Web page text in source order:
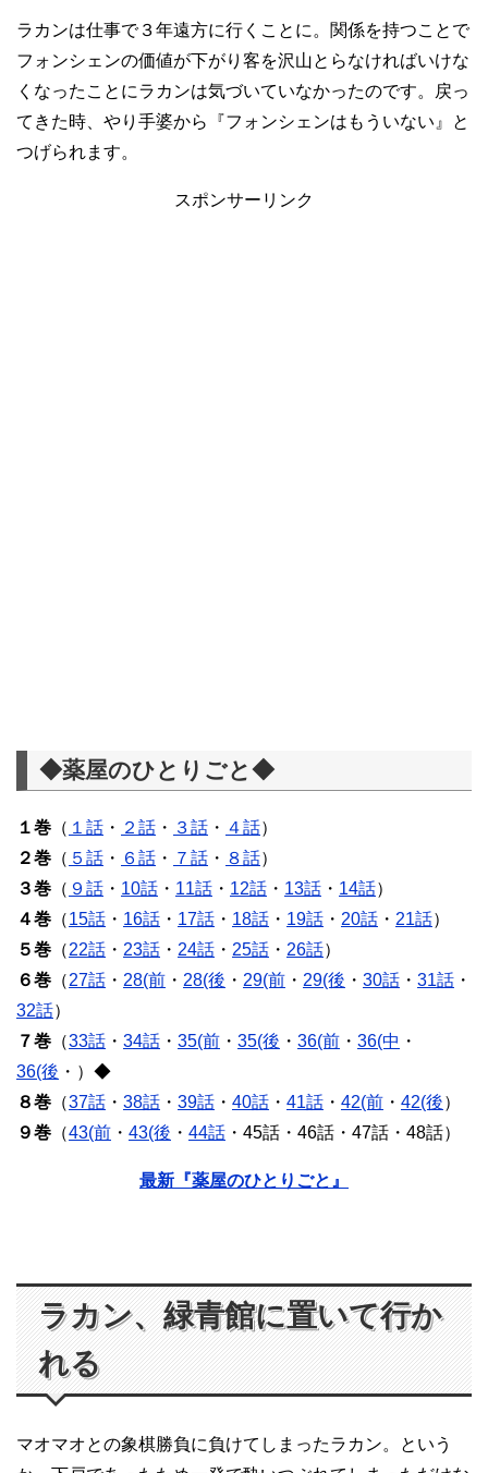
ラカンは仕事で３年遠方に行くことに。関係を持つことで
フォンシェンの価値が下がり客を沢山とらなければいけな
くなったことにラカンは気づいていなかったのです。戻っ
てきた時、やり手婆から『フォンシェンはもういない』と
つげられます。
スポンサーリンク
◆薬屋のひとりごと◆
１巻 （ １話 ・ ２話 ・ ３話 ・ ４話）
２巻 （ ５話 ・ ６話 ・ ７話 ・ ８話）
３巻 （ ９話 ・ 10話 ・ 11話 ・ 12話 ・ 13話 ・ 14話）
４巻 （15話 ・ 16話 ・ 17話 ・ 18話 ・ 19話 ・ 20話 ・ 21話）
５巻 （22話 ・ 23話 ・ 24話 ・ 25話 ・ 26話）
６巻 （27話 ・ 28(前 ・ 28(後 ・ 29(前 ・ 29(後 ・ 30話 ・ 31話 ・
32話）
７巻 （33話 ・ 34話 ・ 35(前 ・ 35(後 ・ 36(前 ・ 36(中 ・
36(後 ・）◆
８巻 （37話 ・ 38話 ・ 39話 ・ 40話 ・ 41話 ・ 42(前 ・ 42(後）
９巻 （43(前 ・ 43(後 ・ 44話 ・45話・46話・47話・48話）
最新『薬屋のひとりごと』
ラカン、緑青館に置いて行か
れる
マオマオとの象棋勝負に負けてしまったラカン。という